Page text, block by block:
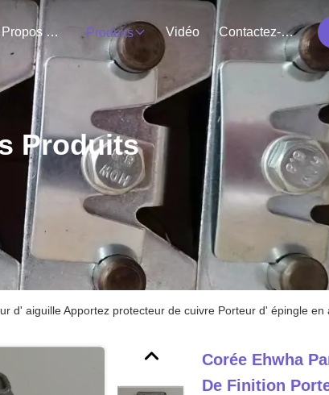
À Propos De Nous Produits Vidéo Contactez-Nous
Produits
d' aiguille Apportez protecteur de cuivre Porteur d' épingle en
Corée Ehwha
De Finition